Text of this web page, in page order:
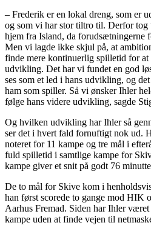
– Frederik er en lokal dreng, som er
og som vi har stor tiltro til. Derfor
hjem fra Island, da forudsætningerne
Men vi lagde ikke skjul på, at
finde mere kontinuerlig spilletid for
udvikling. Det har vi fundet en god
ses som et led i hans udvikling, og
ham som spiller. Så vi ønsker Ihler
følge hans videre udvikling, sagde
Og hvilken udvikling har Ihler så
ser det i hvert fald fornuftigt nok ud.
noteret for 11 kampe og tre mål i
fuld spilletid i samtlige kampe for
kampe giver et snit på godt 76
De to mål for Skive kom i
han først scorede to gange mod HIK
Aarhus Fremad. Siden har Ihler
kampe uden at finde vejen til